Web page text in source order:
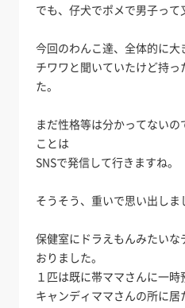
でも、仔犬でポメで男子って
今回のわんこ達、全体的に大
チワワと聞いていたけど持
た。
まだ性格等は分かってない
ことは
SNSで発信して行きますね。
そうそう、重いで思い出し
保健室にドラえもんみたい
おりました。
１匹は既に帯ママさんに一時
キャンディママさんの所に居